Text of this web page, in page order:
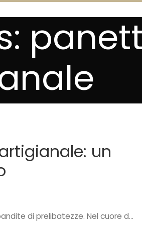
un
di prelibatezze. Nel cuore d...